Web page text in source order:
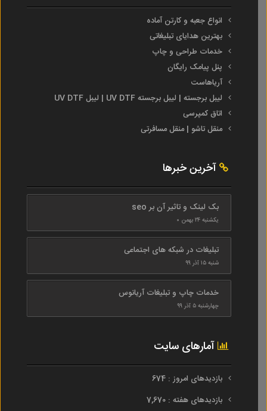
انواع جعبه و کارتن آماده
بهترین هدایای تبلیغاتی
خدمات طراحی و چاپ
پنل پیامک رایگان
آریاهاست
لیبل برجسته | لیبل برجسته UV DTF | لیبل UV DTF
اتاق کمپرسی
منقل تاشو | منقل مسافرتی
آخرین خبرها
بک لینک و تاثیر آن بر seo
یکشنبه ۲۴ بهمن ۰
تبلیغات در شبکه های اجتماعی
شنبه ۱۵ آذر ۹۹
خدمات چاپ و تبلیغات آریانوس
چهارشنبه ۵ آذر ۹۹
آمارهای سایت
بازدیدهای امروز : 674
بازدیدهای هفته : 7,670